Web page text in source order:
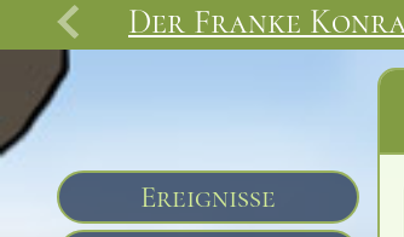
Der Franke
Ereignisse